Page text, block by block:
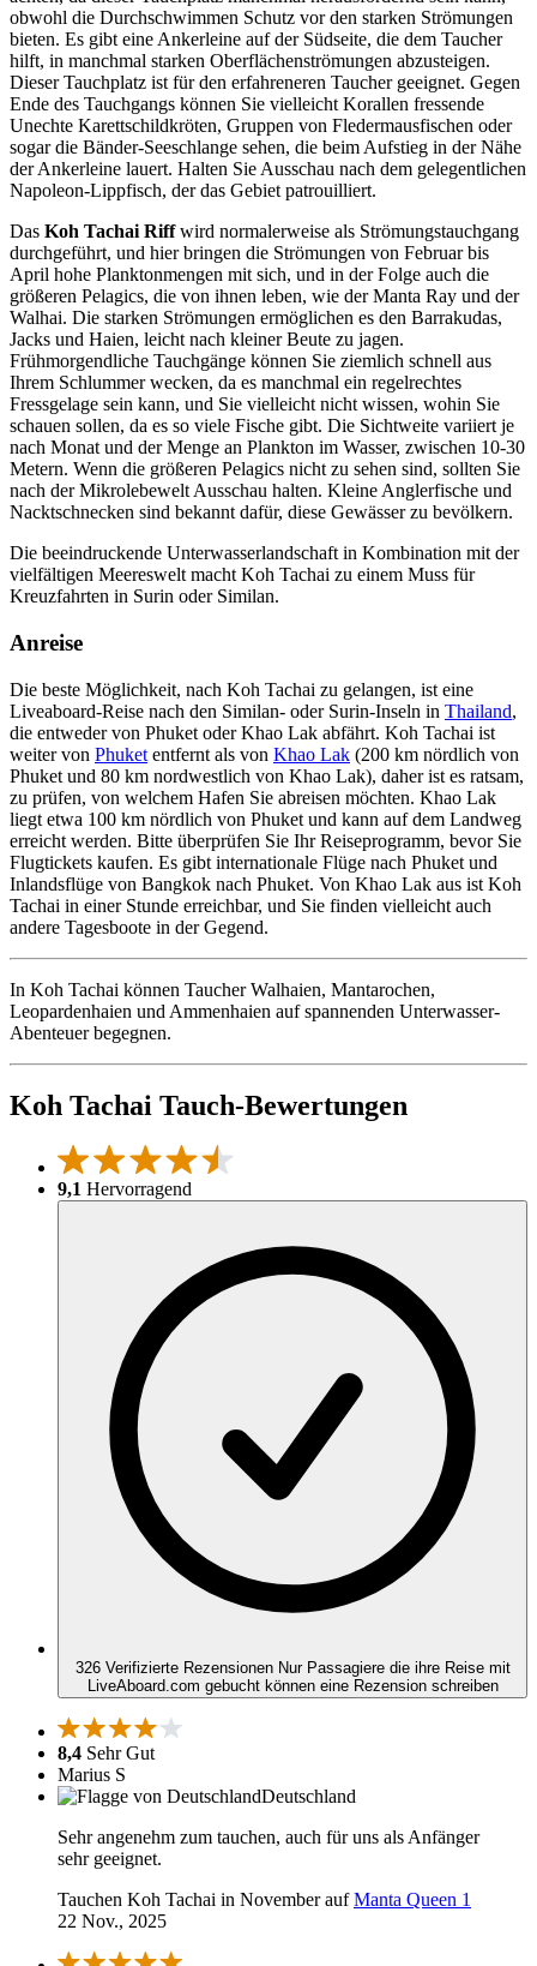
obwohl die Durchschwimmen Schutz vor den starken Strömungen
bieten. Es gibt eine Ankerleine auf der Südseite, die dem Taucher
hilft, in manchmal starken Oberflächenströmungen abzusteigen.
Dieser Tauchplatz ist für den erfahreneren Taucher geeignet. Gegen
Ende des Tauchgangs können Sie vielleicht Korallen fressende
Unechte Karettschildkröten, Gruppen von Fledermausfischen oder
sogar die Bänder-Seeschlange sehen, die beim Aufstieg in der Nähe
der Ankerleine lauert. Halten Sie Ausschau nach dem gelegentlichen
Napoleon-Lippfisch, der das Gebiet patrouilliert.
Das Koh Tachai Riffwird normalerweise als Strömungstauchgang
durchgeführt, und hier bringen die Strömungen von Februar bis
April hohe Planktonmengen mit sich, und in der Folge auch die
größeren Pelagics, die von ihnen leben, wie der Manta Ray und der
Walhai. Die starken Strömungen ermöglichen es den Barrakudas,
Jacks und Haien, leicht nach kleiner Beute zu jagen.
Frühmorgendliche Tauchgänge können Sie ziemlich schnell aus
Ihrem Schlummer wecken, da es manchmal ein regelrechtes
Fressgelage sein kann, und Sie vielleicht nicht wissen, wohin Sie
schauen sollen, da es so viele Fische gibt. Die Sichtweite variiert je
nach Monat und der Menge an Plankton im Wasser, zwischen 10-30
Metern. Wenn die größeren Pelagics nicht zu sehen sind, sollten Sie
nach der Mikrolebewelt Ausschau halten. Kleine Anglerfische und
Nacktschnecken sind bekannt dafür, diese Gewässer zu bevölkern.
Die beeindruckende Unterwasserlandschaft in Kombination mit der
vielfältigen Meereswelt macht Koh Tachai zu einem Muss für
Kreuzfahrten in Surin oder Similan.
Anreise
Die beste Möglichkeit, nach Koh Tachai zu gelangen, ist eine
Liveaboard-Reise nach den Similan- oder Surin-Inseln in Thailand,
die entweder von Phuket oder Khao Lak abfährt. Koh Tachai ist
weiter von Phuket entfernt als von Khao Lak (200 km nördlich von
Phuket und 80 km nordwestlich von Khao Lak), daher ist es ratsam,
zu prüfen, von welchem Hafen Sie abreisen möchten. Khao Lak
liegt etwa 100 km nördlich von Phuket und kann auf dem Landweg
erreicht werden. Bitte überprüfen Sie Ihr Reiseprogramm, bevor Sie
Flugtickets kaufen. Es gibt internationale Flüge nach Phuket und
Inlandsflüge von Bangkok nach Phuket. Von Khao Lak aus ist Koh
Tachai in einer Stunde erreichbar, und Sie finden vielleicht auch
andere Tagesboote in der Gegend.
In Koh Tachai können Taucher Walhaien, Mantarochen,
Leopardenhaien und Ammenhaien auf spannenden Unterwasser-
Abenteuer begegnen.
Koh Tachai Tauch-Bewertungen
9,1 Hervorragend
326 Verifizierte Rezensionen Nur Passagiere die ihre Reise mit
LiveAboard.com gebucht können eine Rezension schreiben
8,4 Sehr Gut
Marius S
Deutschland
Sehr angenehm zum tauchen, auch für uns als Anfänger
sehr geeignet.
Tauchen Koh Tachai in November aufManta Queen 1
22 Nov., 2025